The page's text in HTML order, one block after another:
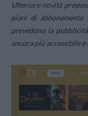
Ulteriore novità
piani di
prevedono la
ancora più accessibile e